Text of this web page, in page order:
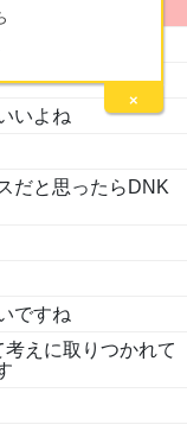
×
いよね
だと思ったらDNK
ですね
えに取りつかれて